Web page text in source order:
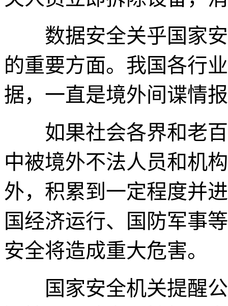
数据安全关乎国家安
的重要方面。我国各行
据，一直是境外间谍情
如果社会各界和老百
中被境外不法人员和机
外，积累到一定程度并
国经济运行、国防军事
安全将造成重大危害。
国家安全机关提醒公